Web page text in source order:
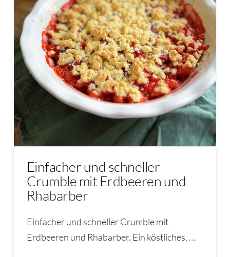
Einfacher und schneller
Crumble mit Erdbeeren und
Rhabarber
Einfacher und schneller Crumble mit
Erdbeeren und Rhabarber. Ein köstliches, …